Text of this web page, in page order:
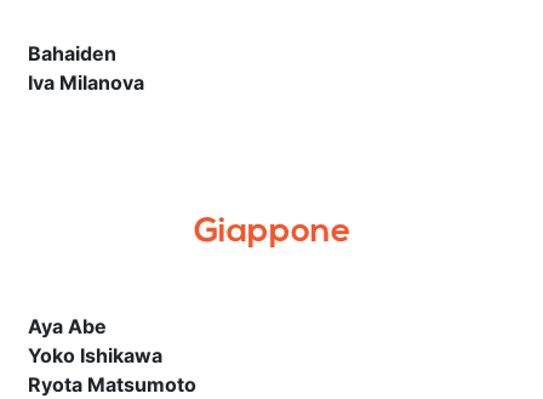
Bahaiden
Iva Milanova
Giappone
Aya Abe
Yoko Ishikawa
Ryota Matsumoto